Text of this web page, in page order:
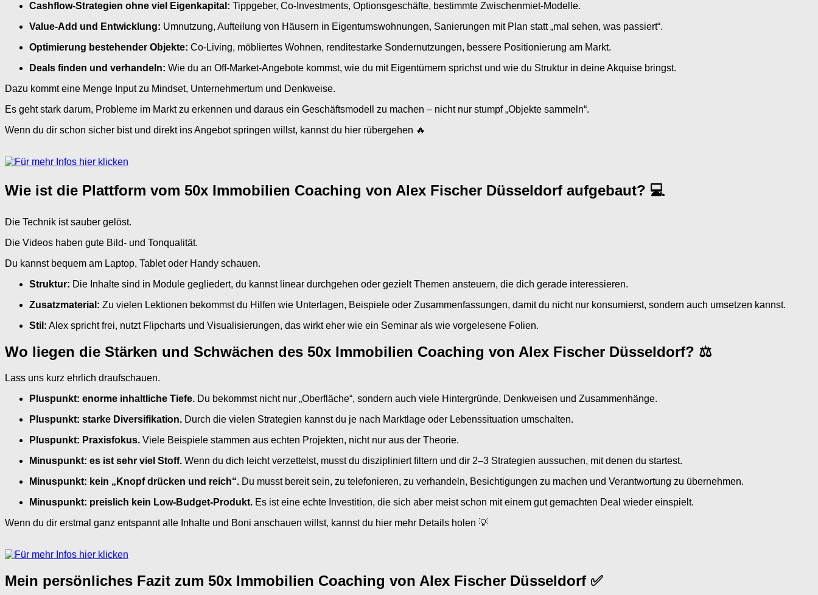
Cashflow-Strategien ohne viel Eigenkapital: Tippgeber, Co-Investments, Optionsgeschäfte, bestimmte Zwischenmiet-Modelle.
Value-Add und Entwicklung: Umnutzung, Aufteilung von Häusern in Eigentumswohnungen, Sanierungen mit Plan statt „mal sehen, was passiert“.
Optimierung bestehender Objekte: Co-Living, möbliertes Wohnen, renditestarke Sondernutzungen, bessere Positionierung am Markt.
Deals finden und verhandeln: Wie du an Off-Market-Angebote kommst, wie du mit Eigentümern sprichst und wie du Struktur in deine Akquise bringst.
Dazu kommt eine Menge Input zu Mindset, Unternehmertum und Denkweise.
Es geht stark darum, Probleme im Markt zu erkennen und daraus ein Geschäftsmodell zu machen – nicht nur stumpf „Objekte sammeln“.
Wenn du dir schon sicher bist und direkt ins Angebot springen willst, kannst du hier rübergehen 🔥
Wie ist die Plattform vom 50x Immobilien Coaching von Alex Fischer Düsseldorf aufgebaut? 💻
Die Technik ist sauber gelöst.
Die Videos haben gute Bild- und Tonqualität.
Du kannst bequem am Laptop, Tablet oder Handy schauen.
Struktur: Die Inhalte sind in Module gegliedert, du kannst linear durchgehen oder gezielt Themen ansteuern, die dich gerade interessieren.
Zusatzmaterial: Zu vielen Lektionen bekommst du Hilfen wie Unterlagen, Beispiele oder Zusammenfassungen, damit du nicht nur konsumierst, sondern auch umsetzen kannst.
Stil: Alex spricht frei, nutzt Flipcharts und Visualisierungen, das wirkt eher wie ein Seminar als wie vorgelesene Folien.
Wo liegen die Stärken und Schwächen des 50x Immobilien Coaching von Alex Fischer Düsseldorf? ⚖️
Lass uns kurz ehrlich draufschauen.
Pluspunkt: enorme inhaltliche Tiefe. Du bekommst nicht nur „Oberfläche“, sondern auch viele Hintergründe, Denkweisen und Zusammenhänge.
Pluspunkt: starke Diversifikation. Durch die vielen Strategien kannst du je nach Marktlage oder Lebenssituation umschalten.
Pluspunkt: Praxisfokus. Viele Beispiele stammen aus echten Projekten, nicht nur aus der Theorie.
Minuspunkt: es ist sehr viel Stoff. Wenn du dich leicht verzettelst, musst du diszipliniert filtern und dir 2–3 Strategien aussuchen, mit denen du startest.
Minuspunkt: kein „Knopf drücken und reich“. Du musst bereit sein, zu telefonieren, zu verhandeln, Besichtigungen zu machen und Verantwortung zu übernehmen.
Minuspunkt: preislich kein Low-Budget-Produkt. Es ist eine echte Investition, die sich aber meist schon mit einem gut gemachten Deal wieder einspielt.
Wenn du dir erstmal ganz entspannt alle Inhalte und Boni anschauen willst, kannst du hier mehr Details holen 💡
Mein persönliches Fazit zum 50x Immobilien Coaching von Alex Fischer Düsseldorf ✅